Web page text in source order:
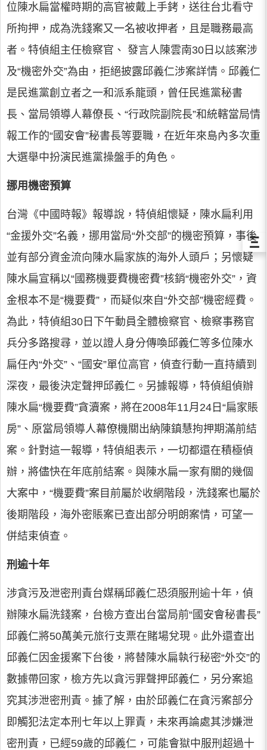
位陳水扁當權時期的高官被戴上手銬，送往台北看守
所拘押，成為洗錢案又一名被收押者，且是職務最高
者。特偵組主任檢察官、 發言人陳雲南30日以該案涉
及“機密外交”為由，拒絕披露邱義仁涉案詳情。邱義仁
是民進黨創立者之一和派系龍頭，曾任民進黨秘書
長、當局領導人幕僚長、“行政院副院長”和統轄當局情
報工作的“國安會”秘書長等要職，在近年來島內多次重
大選舉中扮演民進黨操盤手的角色。
挪用機密預算
台灣《中國時報》報導說，特偵組懷疑，陳水扁利用
“金援外交”名義，挪用當局“外交部”的機密預算，事後
並有部分資金流向陳水扁家族的海外人頭戶；另懷疑
陳水扁宣稱以“國務機要費機密費”核銷“機密外交”，資
金根本不是“機要費”，而疑似來自“外交部”機密經費。
為此，特偵組30日下午動員全體檢察官、檢察事務官
兵分多路搜尋，並以證人身分傳喚邱義仁等多位陳水
扁任內“外交”、“國安”單位高官，偵查行動一直持續到
深夜，最後決定聲押邱義仁。另據報導，特偵組偵辦
陳水扁“機要費”貪瀆案，將在2008年11月24日“扁家賬
房”、原當局領導人幕僚機關出納陳鎮慧拘押期滿前結
案。針對這一報導，特偵組表示，一切都還在積極偵
辦，將儘快在年底前結案。與陳水扁一家有關的幾個
大案中，“機要費”案目前屬於收網階段，洗錢案也屬於
後期階段，海外密賬案已查出部分明朗案情，可望一
併結束偵查。
刑逾十年
涉貪污及泄密刑責台媒稱邱義仁恐須服刑逾十年，偵
辦陳水扁洗錢案，台檢方查出台當局前“國安會秘書長”
邱義仁將50萬美元旅行支票在賭場兌現。此外還查出
邱義仁因金援案下台後，將替陳水扁執行秘密“外交”的
數據帶回家，檢方先以貪污罪聲押邱義仁，另分案追
究其涉泄密刑責。據了解，由於邱義仁在貪污案部分
即觸犯法定本刑七年以上罪責，未來再論處其涉嫌泄
密刑責，已經59歲的邱義仁，可能會獄中服刑超過十
Ξ